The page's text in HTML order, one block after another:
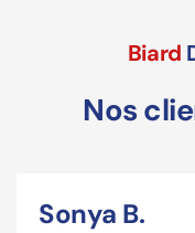
Biard
Nos
Sonya B.